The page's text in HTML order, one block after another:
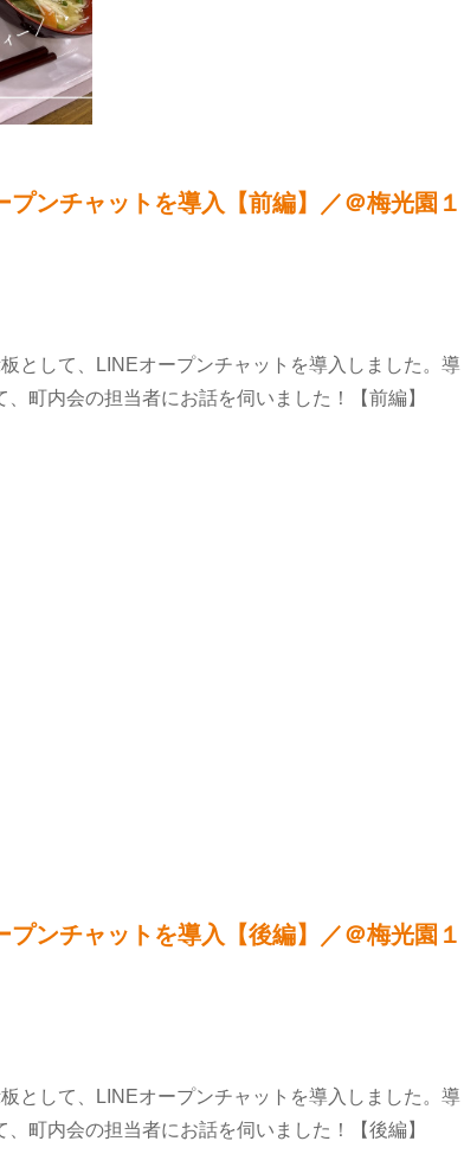
ンチャットを導入【前編】／＠梅光園１
として、LINEオープンチャットを導入しました。導
町内会の担当者にお話を伺いました！【前編】
ンチャットを導入【後編】／＠梅光園１
として、LINEオープンチャットを導入しました。導
町内会の担当者にお話を伺いました！【後編】